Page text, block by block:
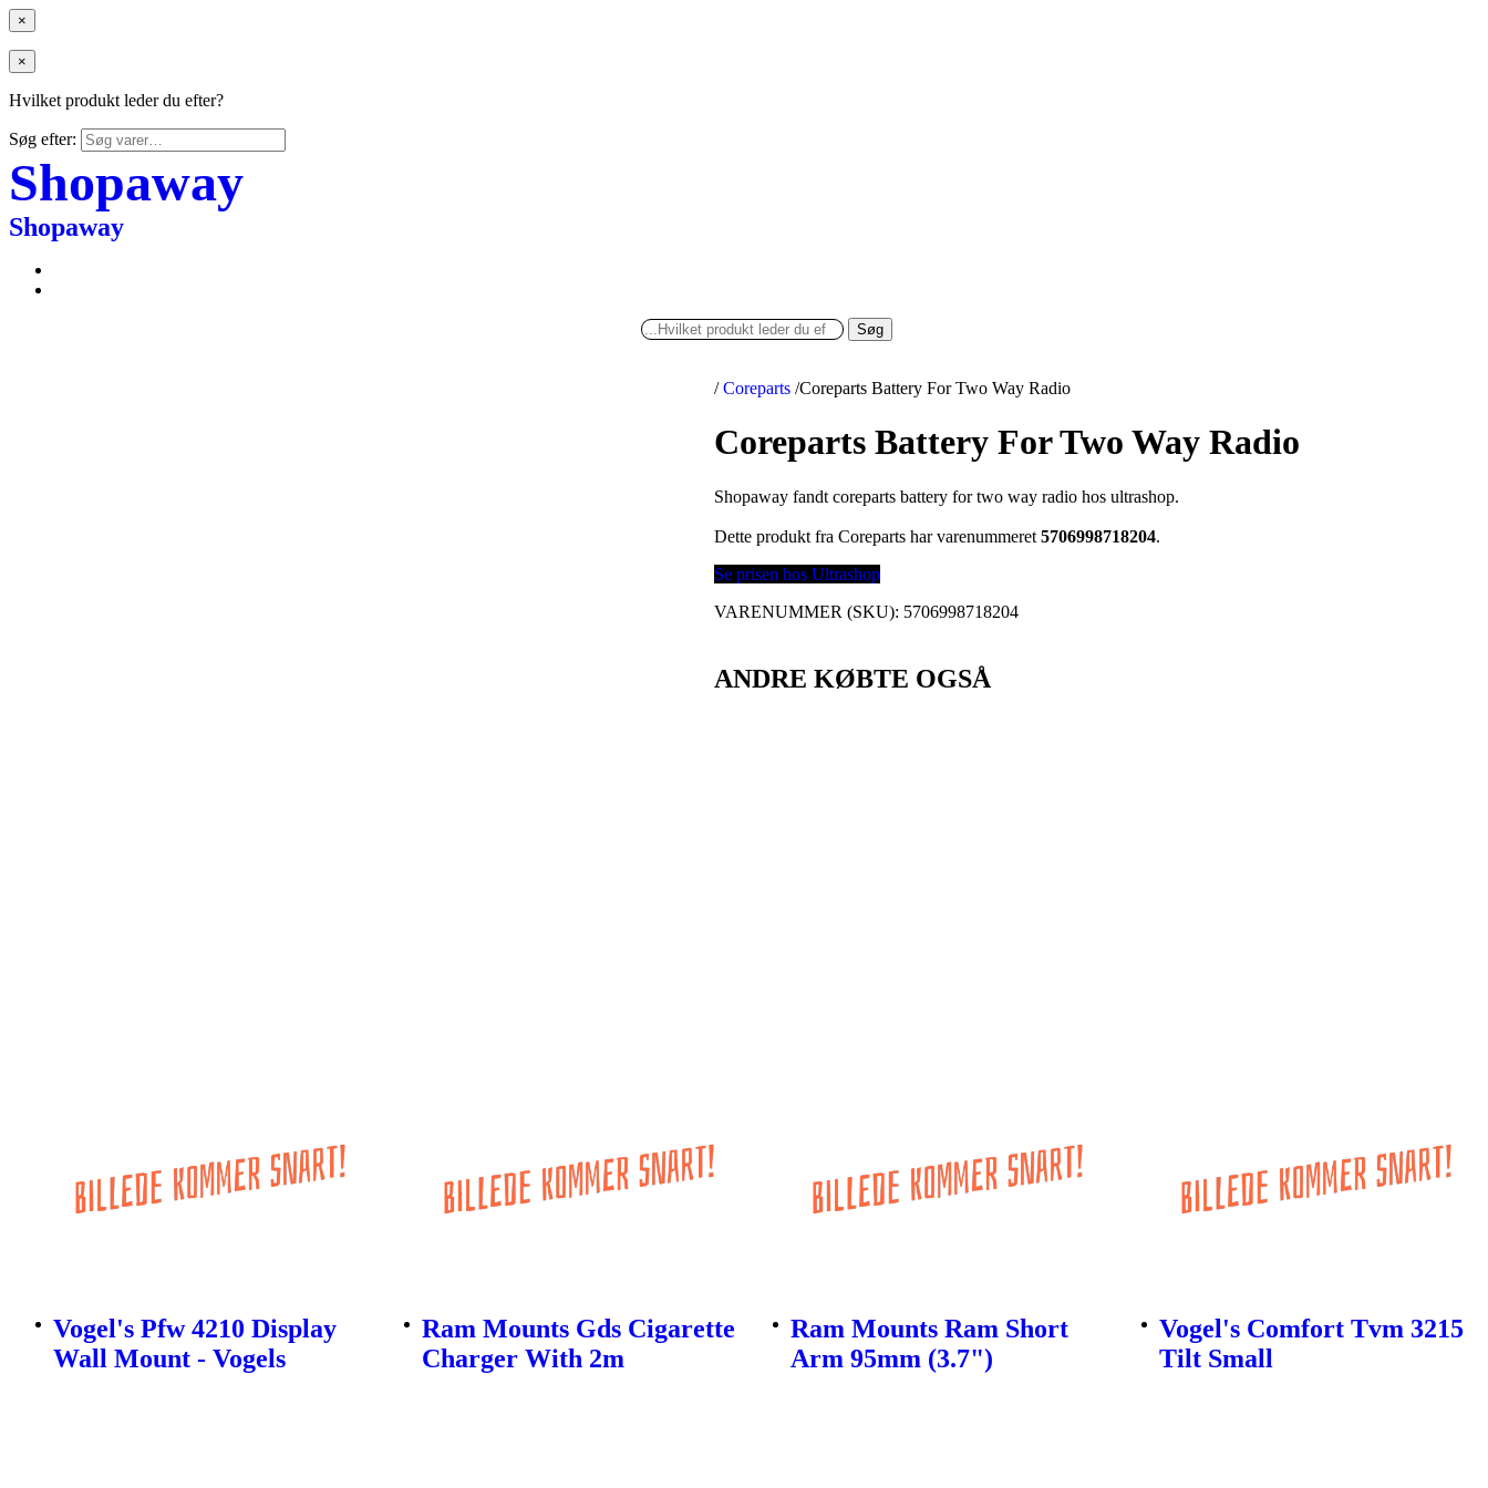
×
×
Hvilket produkt leder du efter?
Søg efter:
Shopaway
Shopaway
Søg
/ Coreparts /Coreparts Battery For Two Way Radio
Coreparts Battery For Two Way Radio
Shopaway fandt coreparts battery for two way radio hos ultrashop.
Dette produkt fra Coreparts har varenummeret5706998718204.
Se prisen hos Ultrashop
VARENUMMER (SKU): 5706998718204
ANDRE KØBTE OGSÅ
Vogel's Pfw 4210 Display
Wall Mount - Vogels
Ram Mounts Gds Cigarette
Charger With 2m
Ram Mounts Ram Short
Arm 95mm (3.7")
Vogel's Comfort Tvm 3215
Tilt Small